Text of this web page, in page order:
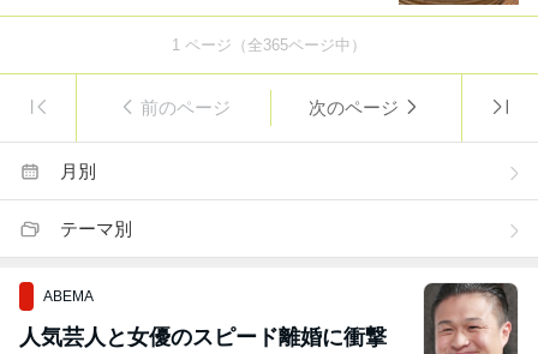
1 ページ（全365ページ中）
前のページ 次のページ
月別
テーマ別
ABEMA
人気芸人と女優のスピード離婚に衝撃